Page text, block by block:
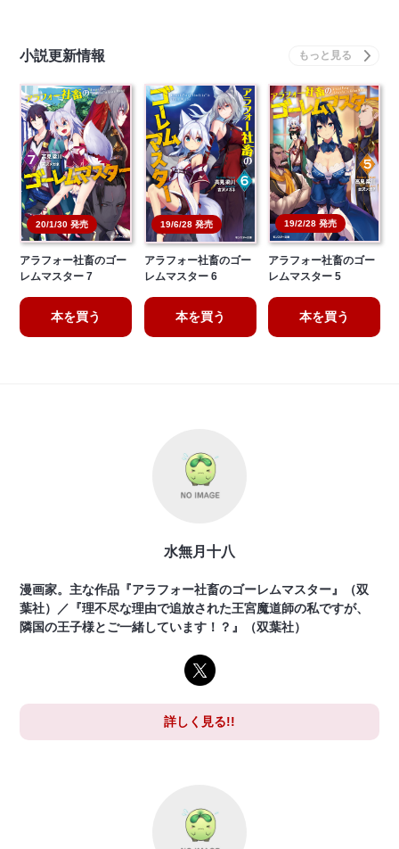
小説更新情報
20/1/30 発売
アラフォー社畜のゴー
レムマスター 7
本を買う
19/6/28 発売
アラフォー社畜のゴー
レムマスター 6
本を買う
19/2/28 発売
アラフォー社畜のゴー
レムマスター 5
本を買う
水無月十八
漫画家。主な作品『アラフォー社畜のゴーレムマスター』（双
葉社）／『理不尽な理由で追放された王宮魔道師の私ですが、
隣国の王子様とご一緒しています！？』（双葉社）
詳しく見る!!